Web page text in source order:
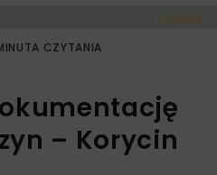
< Cofnij
CZYTANIA
– Korycin